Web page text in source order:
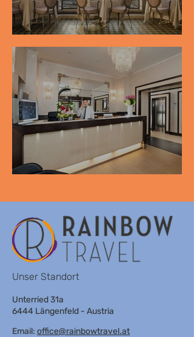
PALAZZO MANFREDI
YES BOUTIQUE
Unser Standort
Unterried 31a
6444 Längenfeld - Austria
Email: office@rainbowtravel.at